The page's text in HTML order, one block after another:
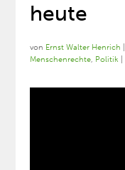
heute
von Ernst Walter Henrich
Menschenrechte, Politik |